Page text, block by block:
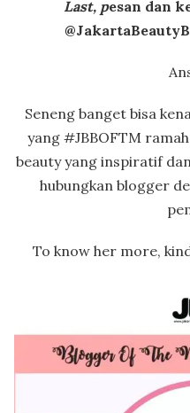
Last, pesan dan
Seneng banget bisa
yang #JBBOFTM
beauty yang inspiratif
hubungkan blogger
To know her more,